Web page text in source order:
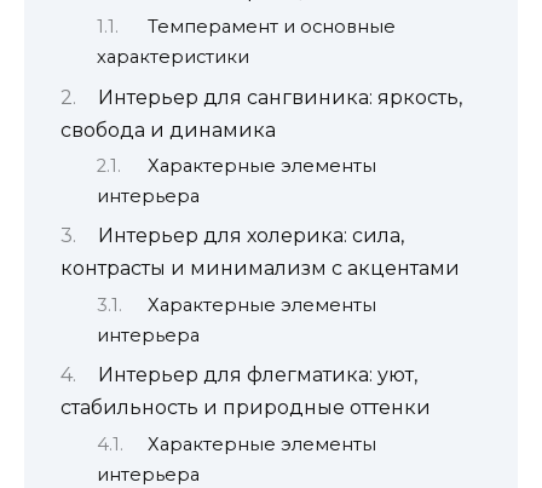
Темперамент и основные
характеристики
Интерьер для сангвиника: яркость,
свобода и динамика
Характерные элементы
интерьера
Интерьер для холерика: сила,
контрасты и минимализм с акцентами
Характерные элементы
интерьера
Интерьер для флегматика: уют,
стабильность и природные оттенки
Характерные элементы
интерьера